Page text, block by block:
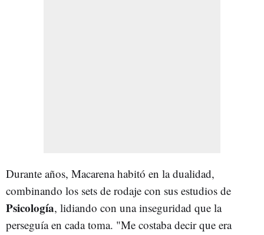
Durante años, Macarena habitó en la dualidad,
combinando los sets de rodaje con sus estudios de
Psicología, lidiando con una inseguridad que la
perseguía en cada toma. "Me costaba decir que era